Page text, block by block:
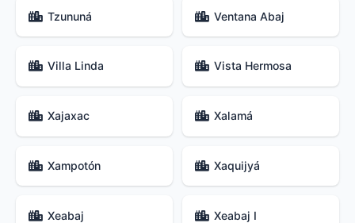
Tzununá Ventana Abaj
Villa Linda Vista Hermosa
Xajaxac Xalamá
Xampotón Xaquijyá
Xeabaj Xeabaj I